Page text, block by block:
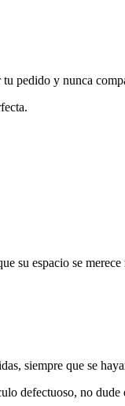
pedido y nunca
su espacio se
siempre que se
defectuoso, no dude